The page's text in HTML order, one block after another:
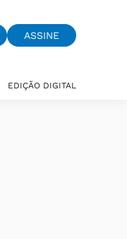
ASSINE
EDIÇÃO DIGITAL